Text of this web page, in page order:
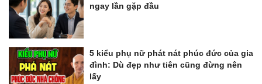
ngay lần gặp đầu
5 kiểu phụ nữ phát nát phúc đức của gia
đình: Dù đẹp như tiên cũng đừng nên
lấy